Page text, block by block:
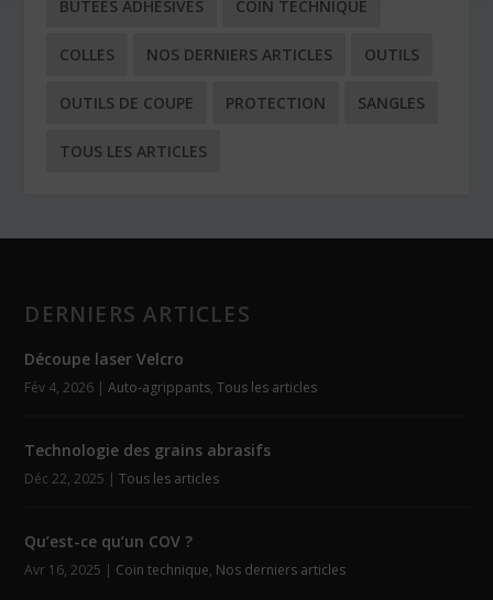
BUTÉES ADHÉSIVES COIN TECHNIQUE
COLLES NOS DERNIERS ARTICLES OUTILS
OUTILS DE COUPE PROTECTION SANGLES
TOUS LES ARTICLES
DERNIERS ARTICLES
Découpe laser Velcro
Fév 4, 2026 |Auto-agrippants,Tous les articles
Technologie des grains abrasifs
Déc 22, 2025 |Tous les articles
Qu’est-ce qu’un COV ?
Avr 16, 2025 | Coin technique, Nos derniers articles